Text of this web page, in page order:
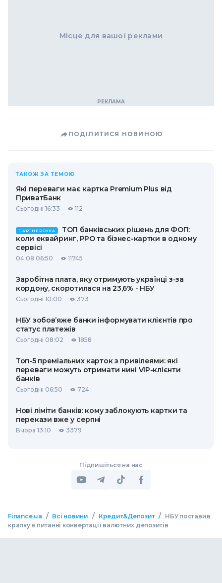
Місце для вашої реклами
ПОДІЛИТИСЯ НОВИНОЮ
ТАКОЖ ЗА ТЕМОЮ
Які переваги має картка Premium Plus від
ПриватБанк
Сьогодні 16:33 112
ПАРТНЕРСЬКА
ТОП банківських рішень для ФОП:
коли еквайринг, РРО та бізнес-картки в одному
сервісі
04.08 06:50 11745
Заробітна плата, яку отримують українці з-за
кордону, скоротилася на 23,6% - НБУ
Сьогодні 10:00 373
НБУ зобов’яже банки інформувати клієнтів про
статус платежів
Сьогодні 08:02 1858
Топ-5 преміальних карток з привілеями: які
переваги можуть отримати нині VIP-клієнти
банків
Сьогодні 06:50 724
Нові ліміти банків: кому заблокують картки та
перекази вже у серпні
Вчора 13:10 3379
Підпишіться на нас
Finance.ua / Всі новини / Кредит&Депозит / НБУ поставив
крапку в питанні конвертації валютних депозитів